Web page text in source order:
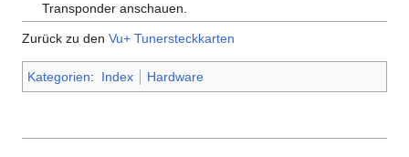
Transponder anschauen.
Zurück zu den Vu+ Tunersteckkarten
Kategorien: Index Hardware